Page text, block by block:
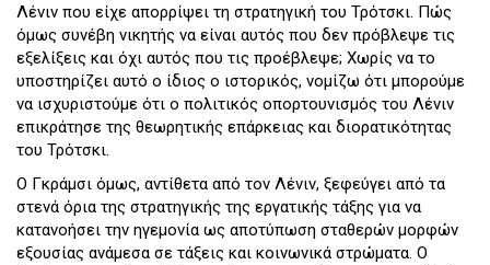
Λένιν που είχε απορρίψει τη στρατηγική του Τρότσκι. Πώς
όμως συνέβη νικητής να είναι αυτός που δεν πρόβλεψε τις
εξελίξεις και όχι αυτός που τις προέβλεψε; Χωρίς να το
υποστηρίζει αυτό ο ίδιος ο ιστορικός, νομίζω ότι μπορούμε
να ισχυριστούμε ότι ο πολιτικός οπορτουνισμός του Λένιν
επικράτησε της θεωρητικής επάρκειας και διορατικότητας
του Τρότσκι.
Ο Γκράμσι όμως, αντίθετα από τον Λένιν, ξεφεύγει από τα
στενά όρια της στρατηγικής της εργατικής τάξης για να
κατανοήσει την ηγεμονία ως αποτύπωση σταθερών μορφών
εξουσίας ανάμεσα σε τάξεις και κοινωνικά στρώματα. Ο